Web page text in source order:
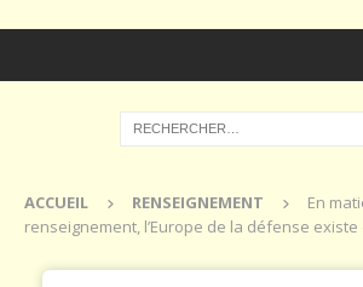
ACCUEIL RENSEIGNEMENT
En
renseignement, l’Europe de la défense existe